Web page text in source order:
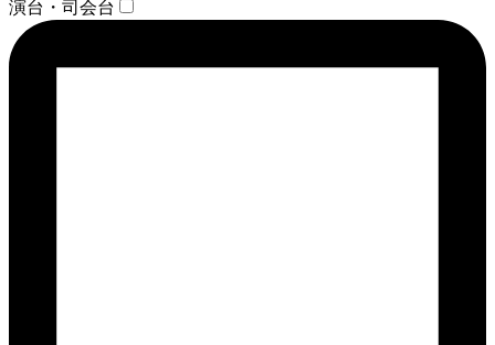
演台・司会台